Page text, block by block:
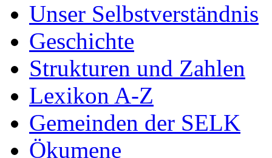
Unser Selbstverständnis
Geschichte
Strukturen und Zahlen
Lexikon A-Z
Gemeinden der SELK
Ökumene